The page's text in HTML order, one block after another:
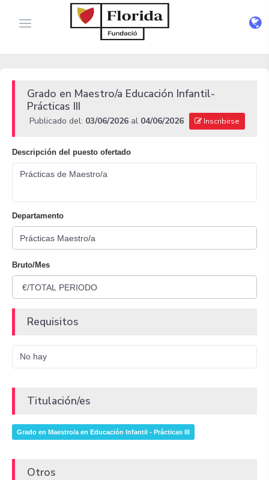
Grado en Maestro/a Educación Infantil-
Prácticas III
Publicado del: 03/06/2026 al 04/06/2026 Inscribirse
Descripción del puesto ofertado
Prácticas de Maestro/a
Departamento
Bruto/Mes
Requisitos
No hay
Titulación/es
Grado en Maestro/a en Educación Infantil - Prácticas III
Otros